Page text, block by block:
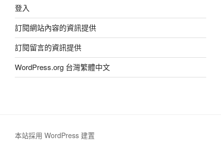
登入
訂閱網站內容的資訊提供
訂閱留言的資訊提供
WordPress.org 台灣繁體中文
本站採用 WordPress 建置